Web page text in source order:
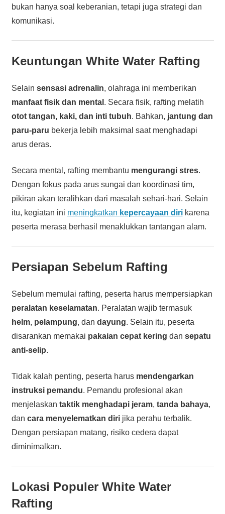
bukan hanya soal keberanian, tetapi juga strategi dan
komunikasi.
Keuntungan White Water Rafting
Selain sensasi adrenalin, olahraga ini memberikan
manfaat fisik dan mental . Secara fisik, rafting melatih
otot tangan, kaki, dan inti tubuh. Bahkan, jantung dan
paru-paru bekerja lebih maksimal saat menghadapi
arus deras.
Secara mental, rafting membantu mengurangi stres.
Dengan fokus pada arus sungai dan koordinasi tim,
pikiran akan teralihkan dari masalah sehari-hari. Selain
itu, kegiatan ini meningkatkan kepercayaan dirikarena
peserta merasa berhasil menaklukkan tantangan alam.
Persiapan Sebelum Rafting
Sebelum memulai rafting, peserta harus mempersiapkan
peralatan keselamatan. Peralatan wajib termasuk
helm, pelampung, dan dayung. Selain itu, peserta
disarankan memakai pakaian cepat kering dan sepatu
anti-selip.
Tidak kalah penting, peserta harus mendengarkan
instruksi pemandu. Pemandu profesional akan
menjelaskan taktik menghadapi jeram, tanda bahaya,
dan cara menyelematkan dirijika perahu terbalik.
Dengan persiapan matang, risiko cedera dapat
diminimalkan.
Lokasi Populer White Water
Rafting